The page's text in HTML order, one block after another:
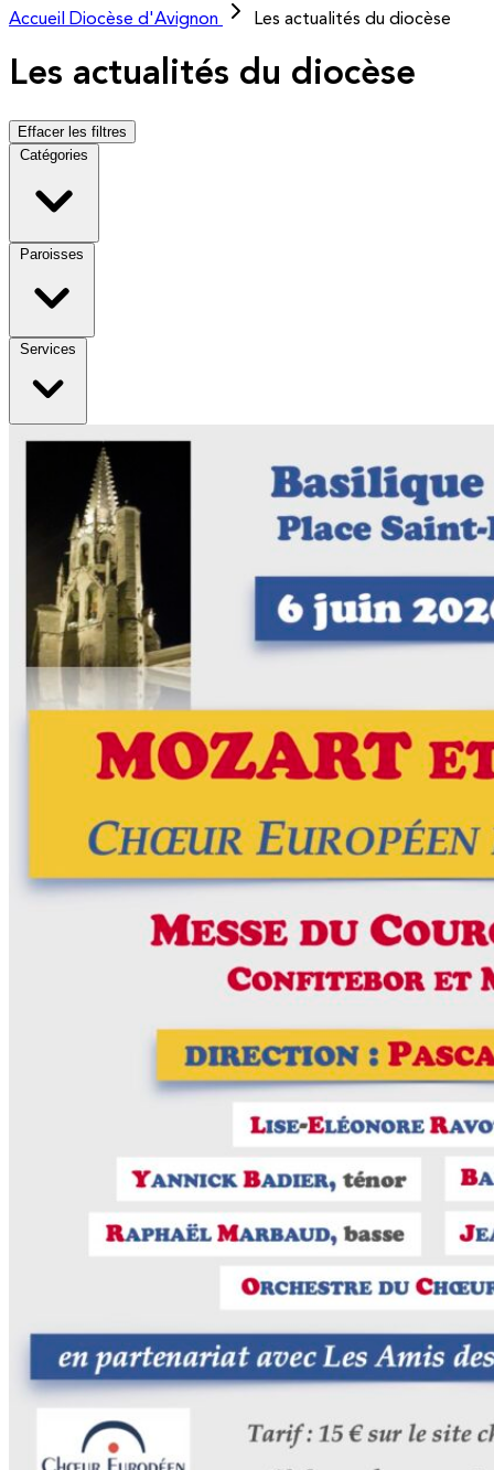
Accueil
Diocèse d'Avignon Les actualités du diocèse
Les actualités du diocèse
Effacer les filtres
Catégories
Paroisses
Services